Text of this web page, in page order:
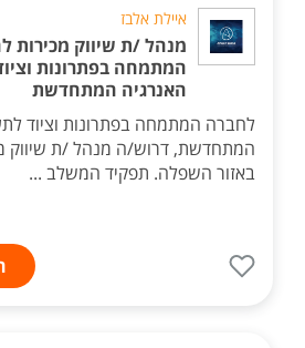
איילת אלבז
מנהל /ת שיווק מכירות
המתמחה בפתרונות
האנרגיה המתחדשת
לחברה המתמחה בפתרונות וציוד
המתחדשת, דרוש/ה מנהל /ת שיווק
באזור השפלה. תפקיד המשלב ...